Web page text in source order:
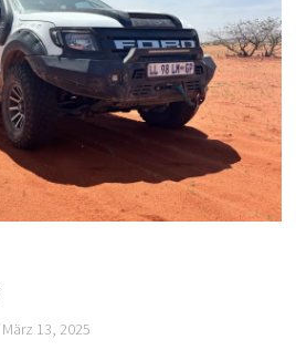
März 13, 2025